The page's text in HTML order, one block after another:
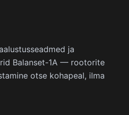
ja
Balanset-1A — rootorite
otse kohapeal, ilma